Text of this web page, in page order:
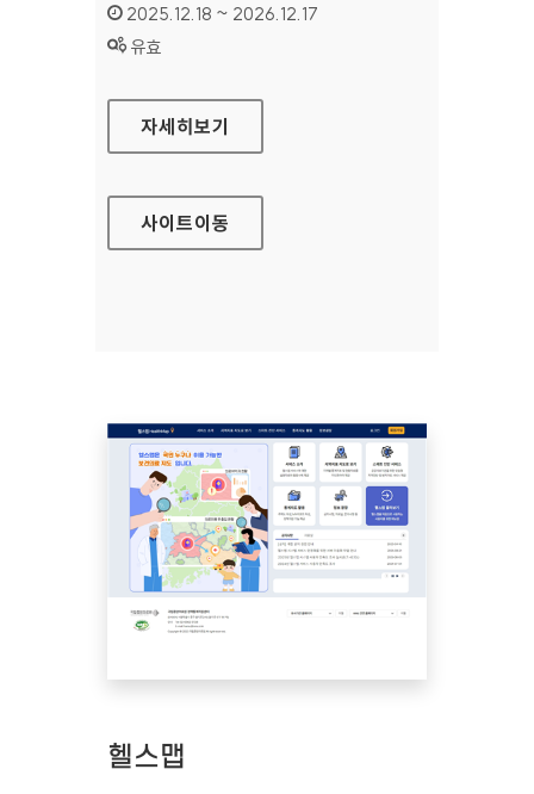
인증기간 :
2025.12.18 ~ 2026.12.17
상태 :
유효
국립해양측위정보원 해양기상정보
자세히보기
사이트이동
헬스맵